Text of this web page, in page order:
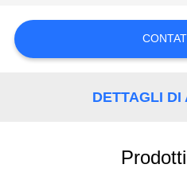
CITAZIONE
DETTAGLI DI